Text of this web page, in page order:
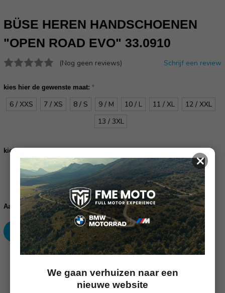
BÜSE HEREN HANDSCHOENEN
"OPEN ROAD EVO" 33.0910
(Nog geen reviews) Schrijf een review
kies hier de gewenste maat: *
6 / XXS 7 / XS 8 / S 9 / M 10 / L 11 / XL
12 / XXL
13 / 3XL
kies hier de gewenste kleur:
zwart wit
Huidige
voorraad:
Aantal:
Verhoog
aantallen:
Verlaag
aantallen:
×
We gaan verhuizen naar een
nieuwe website